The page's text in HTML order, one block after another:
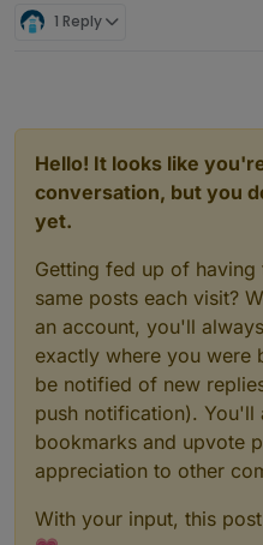
stable:
1 Reply
Hello! It looks like
conversation, but you
yet.
Getting fed up of
same posts each visit?
an account, you'll
exactly where you were
be notified of new
push notification). You'll
bookmarks and upvote
appreciation to other
With your input, this